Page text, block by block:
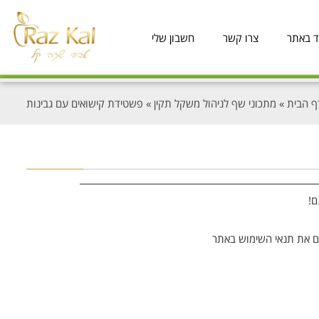
באתר צרו קשר חשבון שלי
הבית » מתכוני שף לניהול משקל תקין » פשטידת קישואים עם גבינות
את תנאי השימוש באתר